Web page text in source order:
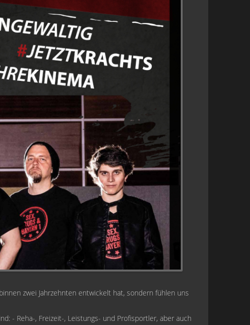
zwei Jahrzehnten entwickelt hat, sondern fühlen uns
- Reha-, Freizeit-, Leistungs- und Profisportler, aber auch